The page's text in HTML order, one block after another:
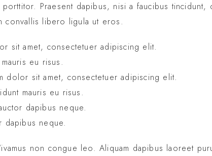
Praesent dapibus, nisi a faucibus tincidunt,
convallis libero ligula ut eros.
sit amet, consectetuer adipiscing elit.
eu risus.
dolor sit amet, consectetuer adipiscing elit.
mauris eu risus.
dapibus neque.
dapibus neque.
non congue leo. Aliquam dapibus laoreet